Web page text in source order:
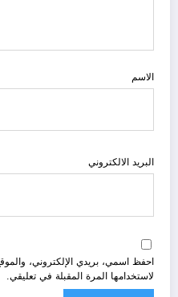
الاسم
البريد الالكتروني
احفظ اسمي، بريدي الإلكتروني،
لاستخدامها المرة المقبلة في تعليقي.